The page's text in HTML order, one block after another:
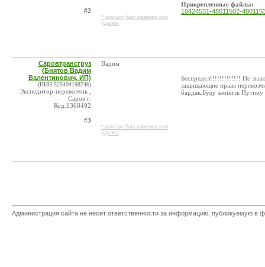
#2
* контакт был изменен или
удален
Прикрепленные файлы:
10424531-48011502-
Cаровтрансгруз
(Бнятов Вадим
Валентинович, ИП)
(ИНН:525404198746)
Экспедитор-перевозчик ,
Саров г.
Код:1368492
#3
Вадим
* контакт был изменен или
удален
Беспредел!!!!!!!!!!!!! Не знаю
защищающие права
бардак.Буду звонить
Администрация сайта не несет ответственности за информацию, публикуемую